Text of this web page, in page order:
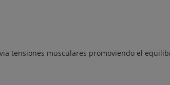
tensiones musculares promoviendo el